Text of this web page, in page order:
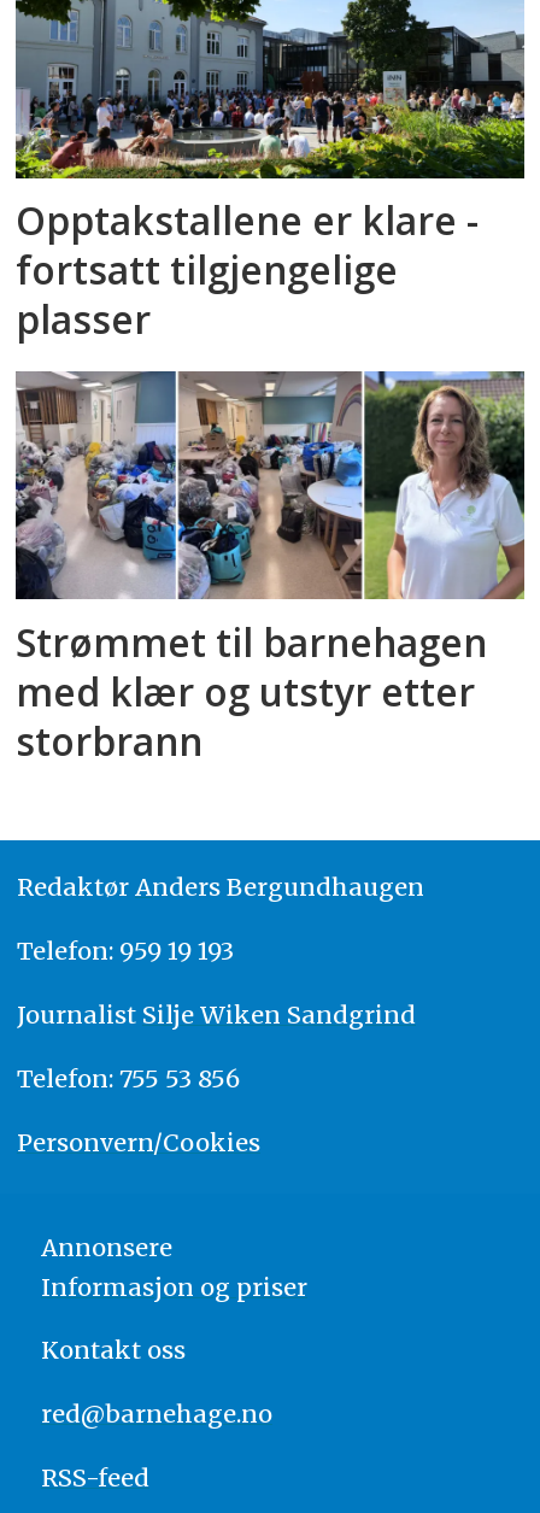
Opptakstallene er klare -
fortsatt tilgjengelige
plasser
Strømmet til barnehagen
med klær og utstyr etter
storbrann
Redaktør Anders Bergundhaugen
Telefon: 959 19 193
Journalist Silje Wiken Sandgrind
Telefon: 755 53 856
Personvern/Cookies
Annonsere
Informasjon og priser
Kontakt oss
red@barnehage.no
RSS-feed